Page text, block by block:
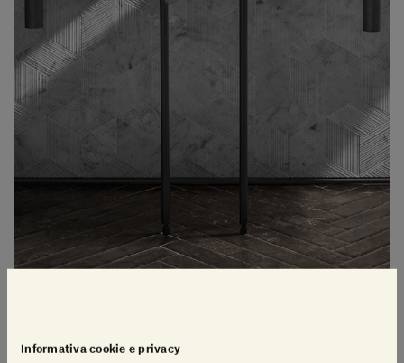
Informativa cookie e privacy